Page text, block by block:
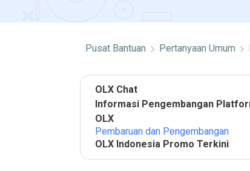
Pusat Bantuan Pertanyaan Umum
OLX Chat
Informasi Pengembangan
OLX
Pembaruan dan Pengembangan
OLX Indonesia Promo Terkini